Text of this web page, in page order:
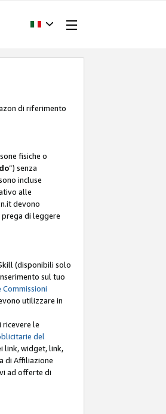
di riferimento
fisiche o
”) senza
incluse
alle
devono
prega di leggere
(disponibili solo
sul tuo
utilizzare in
le
del
link, widget, link,
di Affiliazione
ad offerte di